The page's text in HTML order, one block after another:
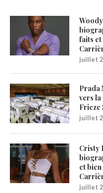
faits et
juillet
Prada
vers la
Frieze
juillet
Cristy
et bien
juillet